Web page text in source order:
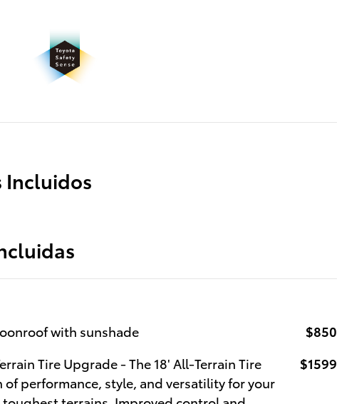
Incluidos
with sunshade
$850
Tire Upgrade - The 18' All-Terrain Tire
performance, style, and versatility for your
$1599